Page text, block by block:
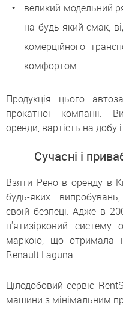
великий модельний
на будь-який смак,
комерційного
комфортом.
Продукція цього
прокатної компанії.
оренди, вартість на добу
Сучасні і
Взяти Рено в оренду в
будь-яких
своїй безпеці. Адже в
п'ятизірковий
маркою, що отримала
Renault Laguna.
Цілодобовий сервіс
машини з мінімальним